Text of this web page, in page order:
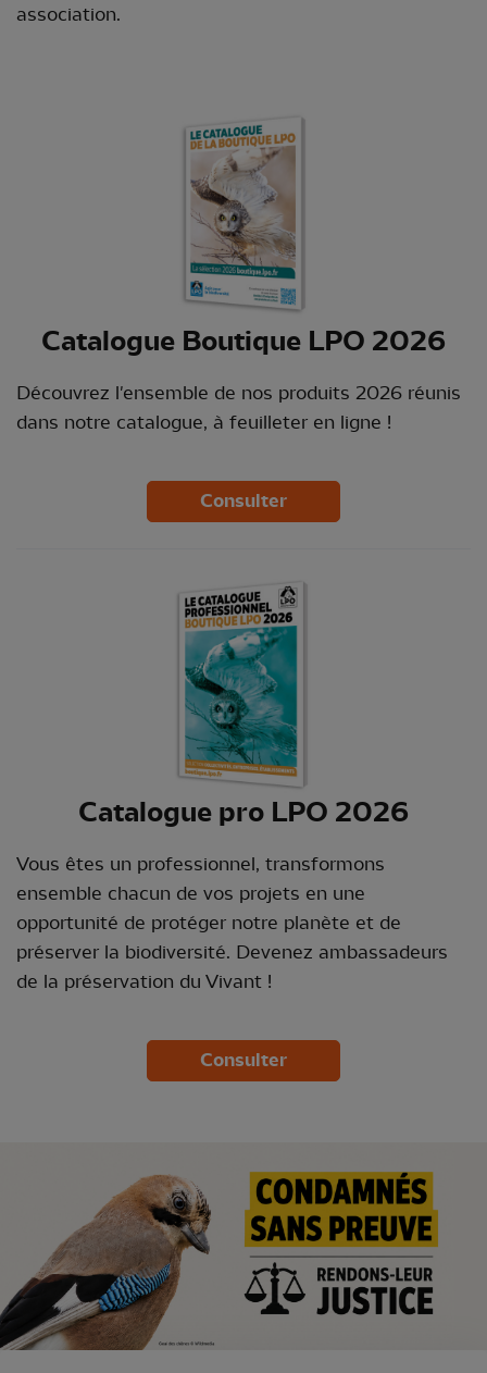
association.
Catalogue Boutique LPO 2026
Découvrez l'ensemble de nos produits 2026 réunis
dans notre catalogue, à feuilleter en ligne !
Consulter
Catalogue pro LPO 2026
Vous êtes un professionnel, transformons
ensemble chacun de vos projets en une
opportunité de protéger notre planète et de
préserver la biodiversité. Devenez ambassadeurs
de la préservation du Vivant !
Consulter